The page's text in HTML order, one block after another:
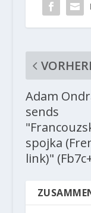
Adam
sends
spojka
link)"